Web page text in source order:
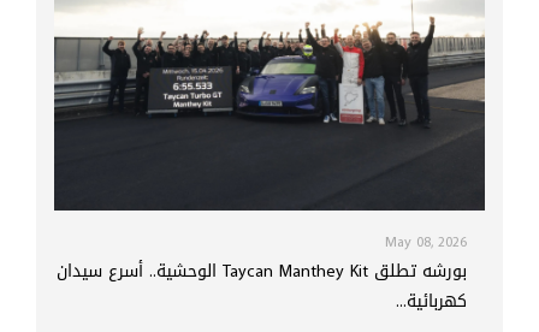
May 08, 2026
بورشه تطلق Taycan Manthey Kit الوحشية.. أسرع سيدان
كهربائية...